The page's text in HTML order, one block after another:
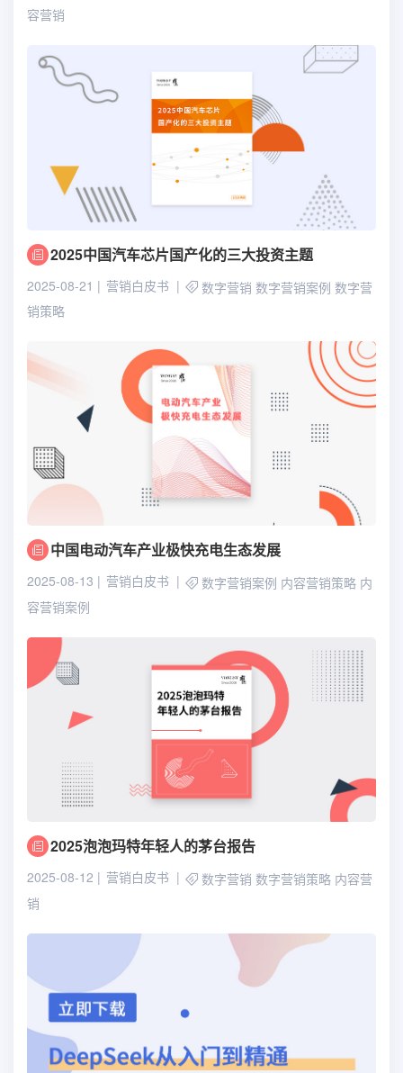
容营销
2025中国汽车芯片国产化的三大投资主题
2025-08-21 营销白皮书 数字营销 数字营销案例 数字营
销策略
中国电动汽车产业极快充电生态发展
2025-08-13 营销白皮书 数字营销案例 内容营销策略 内
容营销案例
2025泡泡玛特年轻人的茅台报告
2025-08-12 营销白皮书 数字营销 数字营销策略 内容营
销